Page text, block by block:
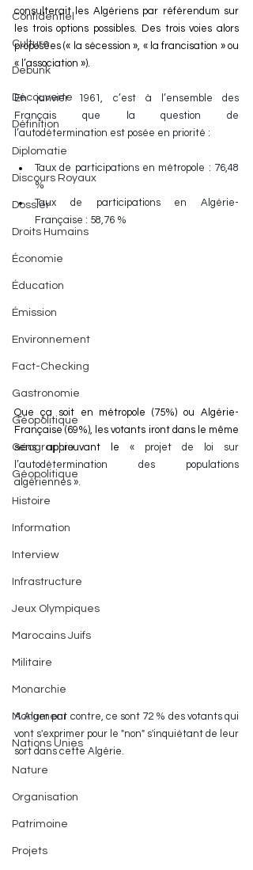
Confidentiel
Culture
Debunk
Découverte
Définition
Diplomatie
Discours Royaux
Dossier
Droits Humains
Économie
Éducation
Émission
Environnement
Fact-Checking
Gastronomie
Géopolitique
Géographie
Géopolitique
Histoire
Information
Interview
Infrastructure
Jeux Olympiques
Marocains Juifs
Militaire
Monarchie
Monument
Nations Unies
Nature
Organisation
Patrimoine
Projets
consulterait les Algériens par référendum sur
les trois options possibles. Des trois voies alors
proposées (« la sécession », « la francisation » ou
« l’association »).
En janvier 1961, c’est à l’ensemble des
Français que la question de
l’autodétermination est posée en priorité :
Taux de participations en métropole : 76,48
%
Taux de participations en Algérie-
Française : 58,76 %
Que ça soit en métropole (75%) ou Algérie-
Française (69%), les votants iront dans le même
sens approuvant le « projet de loi sur
l’autodétermination des populations
algériennes ».
A Alger par contre, ce sont 72 % des votants qui
vont s'exprimer pour le "non" s'inquiétant de leur
sort dans cette Algérie.